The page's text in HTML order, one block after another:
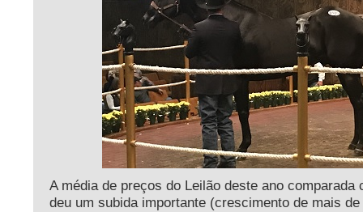
A média de preços do Leilão deste ano comparada
deu um subida importante (crescimento de mais